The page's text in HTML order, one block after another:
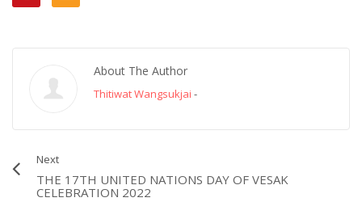
About The Author
Thitiwat Wangsukjai -
Next
THE 17TH UNITED NATIONS DAY OF VESAK
CELEBRATION 2022